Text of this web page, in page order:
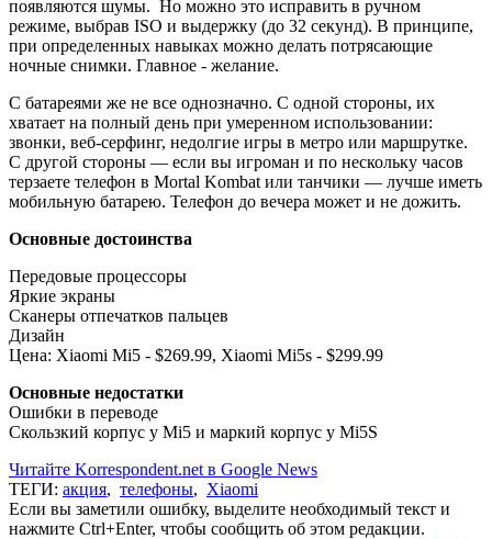
появляются шумы. Но можно это исправить в ручном
режиме, выбрав ISO и выдержку (до 32 секунд). В принципе,
при определенных навыках можно делать потрясающие
ночные снимки. Главное - желание.
С батареями же не все однозначно. С одной стороны, их
хватает на полный день при умеренном использовании:
звонки, веб-серфинг, недолгие игры в метро или маршрутке.
С другой стороны — если вы игроман и по нескольку часов
терзаете телефон в Mortal Kombat или танчики — лучше иметь
мобильную батарею. Телефон до вечера может и не дожить.
Основные достоинства
Передовые процессоры
Яркие экраны
Сканеры отпечатков пальцев
Дизайн
Цена: Xiaomi Mi5 - $269.99, Xiaomi Mi5s - $299.99
Основные недостатки
Ошибки в переводе
Скользкий корпус у Mi5 и маркий корпус у Mi5S
Читайте Korrespondent.net в Google News
ТЕГИ: акция, телефоны, Xiaomi
Если вы заметили ошибку, выделите необходимый текст и
нажмите Ctrl+Enter, чтобы сообщить об этом редакции.